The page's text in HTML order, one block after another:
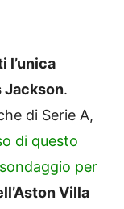
l’unica
Jackson.
di Serie A,
di questo
per
Villa